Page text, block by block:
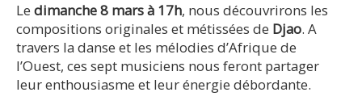
Le dimanche 8 mars à 17h, nous découvrirons les
compositions originales et métissées de Djao. A
travers la danse et les mélodies d’Afrique de
l’Ouest, ces sept musiciens nous feront partager
leur enthousiasme et leur énergie débordante.